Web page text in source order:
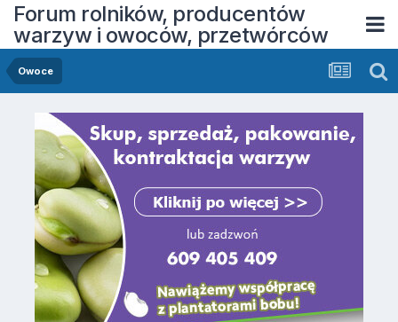
Forum rolników, producentów
warzyw i owoców, przetwórców
Owoce